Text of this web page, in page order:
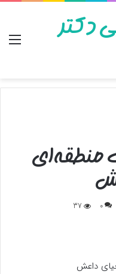
دکتر
منطقه‌ای
0
37
داعش